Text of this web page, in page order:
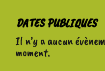
DATES PUBLIQUES
Il n’y a aucun
moment.